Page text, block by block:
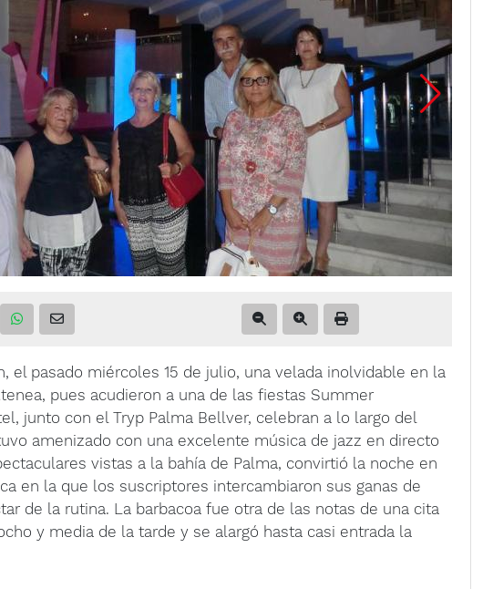
el pasado miércoles 15 de julio, una velada inolvidable en la
pues acudieron a una de las fiestas Summer
junto con el Tryp Palma Bellver, celebran a lo largo del
amenizado con una excelente música de jazz en directo
vistas a la bahía de Palma, convirtió la noche en
en la que los suscriptores intercambiaron sus ganas de
de la rutina. La barbacoa fue otra de las notas de una cita
y media de la tarde y se alargó hasta casi entrada la